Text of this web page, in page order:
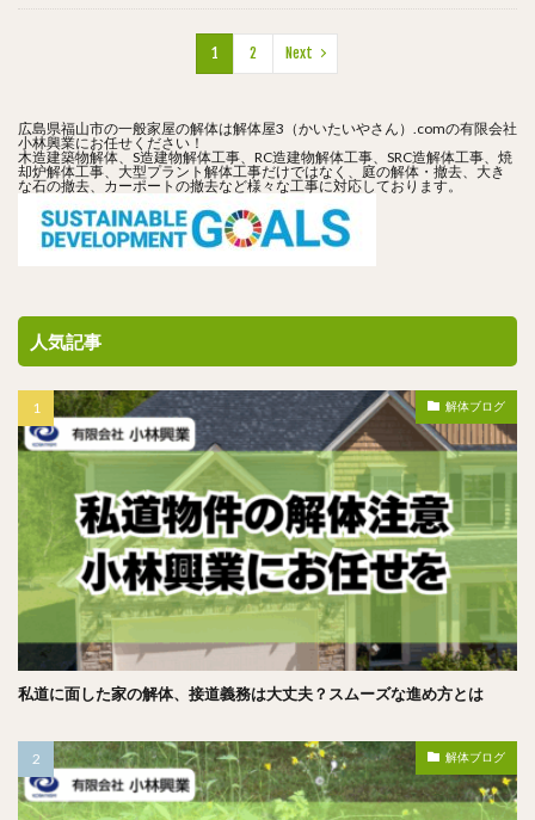
1 2 Next
広島県福山市の一般家屋の解体は解体屋3（かいたいやさん）.comの有限会社
小林興業にお任せください！
木造建築物解体、S造建物解体工事、RC造建物解体工事、SRC造解体工事、焼
却炉解体工事、大型プラント解体工事だけではなく、庭の解体・撤去、大き
な石の撤去、カーポートの撤去など様々な工事に対応しております。
人気記事
解体ブログ
私道に面した家の解体、接道義務は大丈夫？スムーズな進め方とは
解体ブログ